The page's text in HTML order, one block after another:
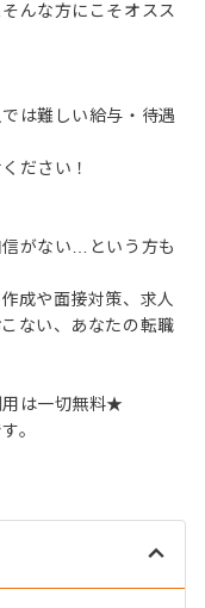
んな方にこそオスス
は難しい給与・待遇
ださい！
がない…という方も
成や面接対策、求人
ない、あなたの転職
は一切無料★
。